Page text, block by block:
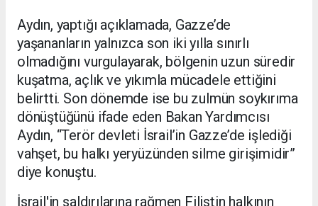
Aydın, yaptığı açıklamada, Gazze’de
yaşananların yalnızca son iki yılla sınırlı
olmadığını vurgulayarak, bölgenin uzun süredir
kuşatma, açlık ve yıkımla mücadele ettiğini
belirtti. Son dönemde ise bu zulmün soykırıma
dönüştüğünü ifade eden Bakan Yardımcısı
Aydın, “Terör devleti İsrail’in Gazze’de işlediği
vahşet, bu halkı yeryüzünden silme girişimidir”
diye konuştu.
İsrail'in saldırılarına rağmen Filistin halkının